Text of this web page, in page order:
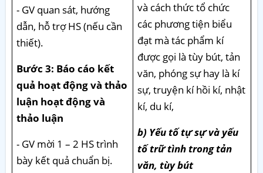
- GV quan sát, hướng
dẫn, hỗ trợ HS (nếu cần
thiết).
Bước 3: Báo cáo kết
quả hoạt động và thảo
luận hoạt động và
thảo luận
- GV mời 1 – 2 HS trình
bày kết quả chuẩn bị.
và cách thức tổ chức
các phương tiện biểu
đạt mà tác phẩm kí
được gọi là tùy bút, tản
văn, phóng sự hay là kí
sự, truyện kí hồi kí, nhật
kí, du kí,
b) Yếu tố tự sự và yếu
tố trữ tình trong tản
văn, tùy bút